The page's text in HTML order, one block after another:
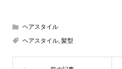
ヘアスタイル
ヘアスタイル, 髪型